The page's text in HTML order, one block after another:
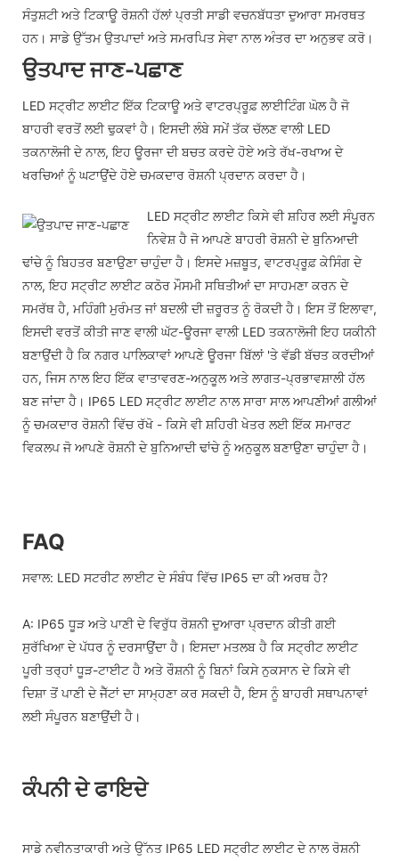
ਸੰਤੁਸ਼ਟੀ ਅਤੇ ਟਿਕਾਊ ਰੋਸ਼ਨੀ ਹੱਲਾਂ ਪ੍ਰਤੀ ਸਾਡੀ ਵਚਨਬੱਧਤਾ ਦੁਆਰਾ ਸਮਰਥਤ
ਹਨ। ਸਾਡੇ ਉੱਤਮ ਉਤਪਾਦਾਂ ਅਤੇ ਸਮਰਪਿਤ ਸੇਵਾ ਨਾਲ ਅੰਤਰ ਦਾ ਅਨੁਭਵ ਕਰੋ।
ਉਤਪਾਦ ਜਾਣ-ਪਛਾਣ
LED ਸਟ੍ਰੀਟ ਲਾਈਟ ਇੱਕ ਟਿਕਾਊ ਅਤੇ ਵਾਟਰਪ੍ਰੂਫ਼ ਲਾਈਟਿੰਗ ਘੋਲ ਹੈ ਜੋ
ਬਾਹਰੀ ਵਰਤੋਂ ਲਈ ਢੁਕਵਾਂ ਹੈ। ਇਸਦੀ ਲੰਬੇ ਸਮੇਂ ਤੱਕ ਚੱਲਣ ਵਾਲੀ LED
ਤਕਨਾਲੋਜੀ ਦੇ ਨਾਲ, ਇਹ ਊਰਜਾ ਦੀ ਬਚਤ ਕਰਦੇ ਹੋਏ ਅਤੇ ਰੱਖ-ਰਖਾਅ ਦੇ
ਖਰਚਿਆਂ ਨੂੰ ਘਟਾਉਂਦੇ ਹੋਏ ਚਮਕਦਾਰ ਰੋਸ਼ਨੀ ਪ੍ਰਦਾਨ ਕਰਦਾ ਹੈ।
LED ਸਟ੍ਰੀਟ ਲਾਈਟ ਕਿਸੇ ਵੀ ਸ਼ਹਿਰ ਲਈ ਸੰਪੂਰਨ
ਨਿਵੇਸ਼ ਹੈ ਜੋ ਆਪਣੇ ਬਾਹਰੀ ਰੋਸ਼ਨੀ ਦੇ ਬੁਨਿਆਦੀ
ਢਾਂਚੇ ਨੂੰ ਬਿਹਤਰ ਬਣਾਉਣਾ ਚਾਹੁੰਦਾ ਹੈ। ਇਸਦੇ ਮਜ਼ਬੂਤ, ਵਾਟਰਪ੍ਰੂਫ਼ ਕੇਸਿੰਗ ਦੇ
ਨਾਲ, ਇਹ ਸਟ੍ਰੀਟ ਲਾਈਟ ਕਠੋਰ ਮੌਸਮੀ ਸਥਿਤੀਆਂ ਦਾ ਸਾਹਮਣਾ ਕਰਨ ਦੇ
ਸਮਰੱਥ ਹੈ, ਮਹਿੰਗੀ ਮੁਰੰਮਤ ਜਾਂ ਬਦਲੀ ਦੀ ਜ਼ਰੂਰਤ ਨੂੰ ਰੋਕਦੀ ਹੈ। ਇਸ ਤੋਂ ਇਲਾਵਾ,
ਇਸਦੀ ਵਰਤੋਂ ਕੀਤੀ ਜਾਣ ਵਾਲੀ ਘੱਟ-ਊਰਜਾ ਵਾਲੀ LED ਤਕਨਾਲੋਜੀ ਇਹ ਯਕੀਨੀ
ਬਣਾਉਂਦੀ ਹੈ ਕਿ ਨਗਰ ਪਾਲਿਕਾਵਾਂ ਆਪਣੇ ਊਰਜਾ ਬਿੱਲਾਂ 'ਤੇ ਵੱਡੀ ਬੱਚਤ ਕਰਦੀਆਂ
ਹਨ, ਜਿਸ ਨਾਲ ਇਹ ਇੱਕ ਵਾਤਾਵਰਣ-ਅਨੁਕੂਲ ਅਤੇ ਲਾਗਤ-ਪ੍ਰਭਾਵਸ਼ਾਲੀ ਹੱਲ
ਬਣ ਜਾਂਦਾ ਹੈ। IP65 LED ਸਟ੍ਰੀਟ ਲਾਈਟ ਨਾਲ ਸਾਰਾ ਸਾਲ ਆਪਣੀਆਂ ਗਲੀਆਂ
ਨੂੰ ਚਮਕਦਾਰ ਰੋਸ਼ਨੀ ਵਿੱਚ ਰੱਖੋ - ਕਿਸੇ ਵੀ ਸ਼ਹਿਰੀ ਖੇਤਰ ਲਈ ਇੱਕ ਸਮਾਰਟ
ਵਿਕਲਪ ਜੋ ਆਪਣੇ ਰੋਸ਼ਨੀ ਦੇ ਬੁਨਿਆਦੀ ਢਾਂਚੇ ਨੂੰ ਅਨੁਕੂਲ ਬਣਾਉਣਾ ਚਾਹੁੰਦਾ ਹੈ।
FAQ
ਸਵਾਲ: LED ਸਟਰੀਟ ਲਾਈਟ ਦੇ ਸੰਬੰਧ ਵਿੱਚ IP65 ਦਾ ਕੀ ਅਰਥ ਹੈ?
A: IP65 ਧੂੜ ਅਤੇ ਪਾਣੀ ਦੇ ਵਿਰੁੱਧ ਰੋਸ਼ਨੀ ਦੁਆਰਾ ਪ੍ਰਦਾਨ ਕੀਤੀ ਗਈ
ਸੁਰੱਖਿਆ ਦੇ ਪੱਧਰ ਨੂੰ ਦਰਸਾਉਂਦਾ ਹੈ। ਇਸਦਾ ਮਤਲਬ ਹੈ ਕਿ ਸਟ੍ਰੀਟ ਲਾਈਟ
ਪੂਰੀ ਤਰ੍ਹਾਂ ਧੂੜ-ਟਾਈਟ ਹੈ ਅਤੇ ਰੌਸ਼ਨੀ ਨੂੰ ਬਿਨਾਂ ਕਿਸੇ ਨੁਕਸਾਨ ਦੇ ਕਿਸੇ ਵੀ
ਦਿਸ਼ਾ ਤੋਂ ਪਾਣੀ ਦੇ ਜੈੱਟਾਂ ਦਾ ਸਾਮ੍ਹਣਾ ਕਰ ਸਕਦੀ ਹੈ, ਇਸ ਨੂੰ ਬਾਹਰੀ ਸਥਾਪਨਾਵਾਂ
ਲਈ ਸੰਪੂਰਨ ਬਣਾਉਂਦੀ ਹੈ।
ਕੰਪਨੀ ਦੇ ਫਾਇਦੇ
ਸਾਡੇ ਨਵੀਨਤਾਕਾਰੀ ਅਤੇ ਉੱਨਤ IP65 LED ਸਟ੍ਰੀਟ ਲਾਈਟ ਦੇ ਨਾਲ ਰੋਸ਼ਨੀ